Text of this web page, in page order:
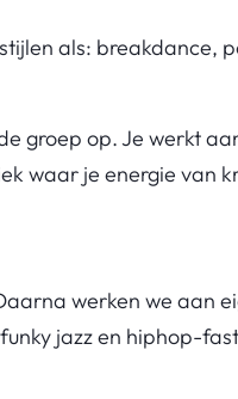
als: breakdance,
groep op. Je werkt
waar je energie van
werken we aan
jazz en hiphop-